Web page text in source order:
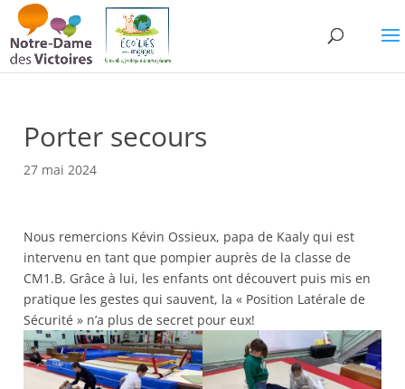
Porter secours
27 mai 2024
Nous remercions Kévin Ossieux, papa de Kaaly qui est
intervenu en tant que pompier auprès de la classe de
CM1.B. Grâce à lui, les enfants ont découvert puis mis en
pratique les gestes qui sauvent, la « Position Latérale de
Sécurité » n’a plus de secret pour eux!